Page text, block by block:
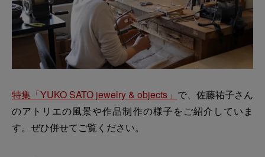
特集「YUKO SATO jewelry & objects」 で、佐藤祐子さん
のアトリエの風景や作品制作の様子をご紹介していま
す。ぜひ併せてご覧ください。